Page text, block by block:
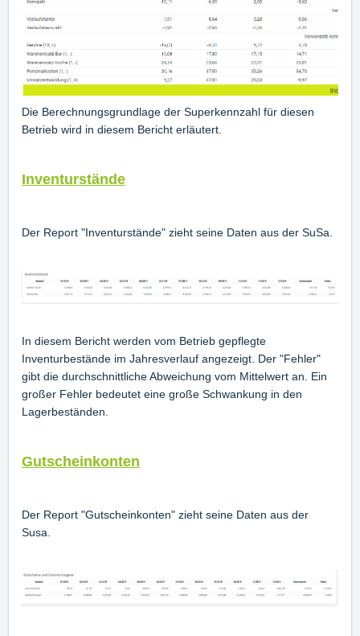
Die Berechnungsgrundlage der Superkennzahl für diesen
Betrieb wird in diesem Bericht erläutert.
Inventurstände
Der Report "Inventurstände" zieht seine Daten aus der SuSa.
In diesem Bericht werden vom Betrieb gepflegte
Inventurbestände im Jahresverlauf angezeigt. Der "Fehler"
gibt die durchschnittliche Abweichung vom Mittelwert an. Ein
großer Fehler bedeutet eine große Schwankung in den
Lagerbeständen.
Gutscheinkonten
Der Report "Gutscheinkonten" zieht seine Daten aus der
Susa.